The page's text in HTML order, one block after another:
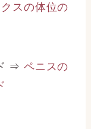
スの体位の
⇒ ペニスの